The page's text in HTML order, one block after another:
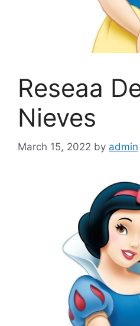
Reseaa
Nieves
March 15, 2022 by admin